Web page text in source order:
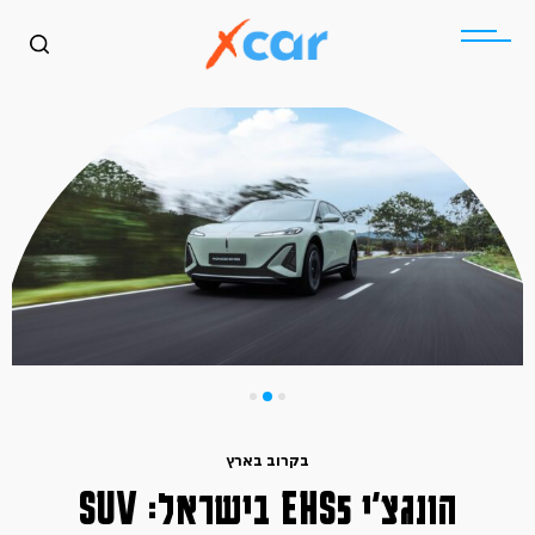
בקרוב בארץ
הונגצ׳י EHS5 בישראל: SUV